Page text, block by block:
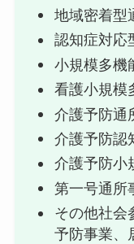
地域密着型
認知症対応
小規模多機
看護小規模
介護予防通
介護予防認
介護予防小
第一号通所
その他社会
予防事業、